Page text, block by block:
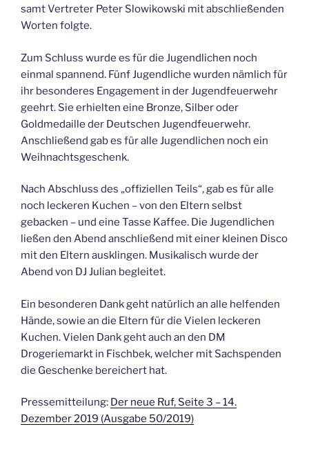
samt Vertreter Peter Slowikowski mit abschließenden
Worten folgte.
Zum Schluss wurde es für die Jugendlichen noch
einmal spannend. Fünf Jugendliche wurden nämlich für
ihr besonderes Engagement in der Jugendfeuerwehr
geehrt. Sie erhielten eine Bronze, Silber oder
Goldmedaille der Deutschen Jugendfeuerwehr.
Anschließend gab es für alle Jugendlichen noch ein
Weihnachtsgeschenk.
Nach Abschluss des „offiziellen Teils“, gab es für alle
noch leckeren Kuchen – von den Eltern selbst
gebacken – und eine Tasse Kaffee. Die Jugendlichen
ließen den Abend anschließend mit einer kleinen Disco
mit den Eltern ausklingen. Musikalisch wurde der
Abend von DJ Julian begleitet.
Ein besonderen Dank geht natürlich an alle helfenden
Hände, sowie an die Eltern für die Vielen leckeren
Kuchen. Vielen Dank geht auch an den DM
Drogeriemarkt in Fischbek, welcher mit Sachspenden
die Geschenke bereichert hat.
Pressemitteilung: Der neue Ruf, Seite 3 – 14.
Dezember 2019 (Ausgabe 50/2019)